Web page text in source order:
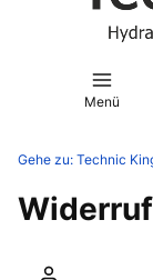
Menü
Gehe zu: Technic